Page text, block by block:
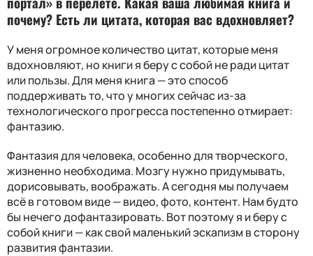
почему? Есть ли цитата, которая вас вдохновляет?
У меня огромное количество цитат, которые меня
вдохновляют, но книги я беру с собой не ради цитат
или пользы. Для меня книга — это способ
поддерживать то, что у многих сейчас из-за
технологического прогресса постепенно отмирает:
фантазию.
Фантазия для человека, особенно для творческого,
жизненно необходима. Мозгу нужно придумывать,
дорисовывать, воображать. А сегодня мы получаем
всё в готовом виде — видео, фото, контент. Нам будто
бы нечего дофантазировать. Вот поэтому я и беру с
собой книги — как свой маленький эскапизм в сторону
развития фантазии.